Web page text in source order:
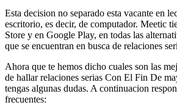
Esta decision no separado esta vacante en
escritorio, es decir, de computador. Meetic
Store y en Google Play, en todas las
que se encuentran en busca de relaciones
Ahora que te hemos dicho cuales son las
de hallar relaciones serias Con El Fin De
tengas algunas dudas. A continuacion
frecuentes: